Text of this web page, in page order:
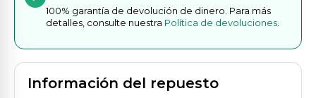
100% garantía de devolución de dinero. Para más
detalles, consulte nuestra Política de devoluciones
Información del repuesto